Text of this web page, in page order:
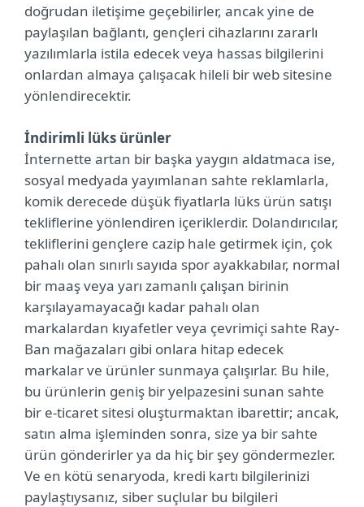
doğrudan iletişime geçebilirler, ancak yine de
paylaşılan bağlantı, gençleri cihazlarını zararlı
yazılımlarla istila edecek veya hassas bilgilerini
onlardan almaya çalışacak hileli bir web sitesine
yönlendirecektir.
İndirimli lüks ürünler
İnternette artan bir başka yaygın aldatmaca ise,
sosyal medyada yayımlanan sahte reklamlarla,
komik derecede düşük fiyatlarla lüks ürün satışı
tekliflerine yönlendiren içeriklerdir. Dolandırıcılar,
tekliflerini gençlere cazip hale getirmek için, çok
pahalı olan sınırlı sayıda spor ayakkabılar, normal
bir maaş veya yarı zamanlı çalışan birinin
karşılayamayacağı kadar pahalı olan
markalardan kıyafetler veya çevrimiçi sahte Ray-
Ban mağazaları gibi onlara hitap edecek
markalar ve ürünler sunmaya çalışırlar. Bu hile,
bu ürünlerin geniş bir yelpazesini sunan sahte
bir e-ticaret sitesi oluşturmaktan ibarettir; ancak,
satın alma işleminden sonra, size ya bir sahte
ürün gönderirler ya da hiç bir şey göndermezler.
Ve en kötü senaryoda, kredi kartı bilgilerinizi
paylaştıysanız, siber suçlular bu bilgileri